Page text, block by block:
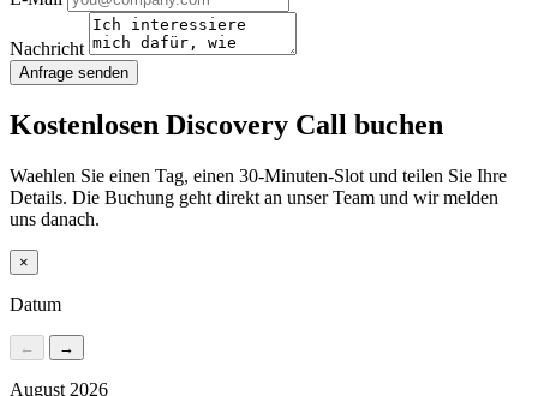
Nachricht
Anfrage senden
Kostenlosen Discovery Call buchen
Waehlen Sie einen Tag, einen 30-Minuten-Slot und teilen Sie Ihre
Details. Die Buchung geht direkt an unser Team und wir melden
uns danach.
×
Datum
← →
August 2026